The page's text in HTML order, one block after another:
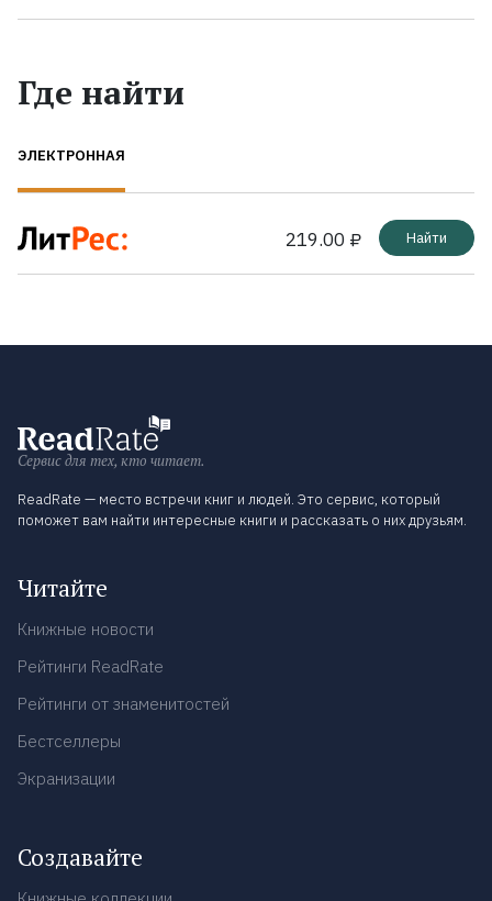
Где найти
ЭЛЕКТРОННАЯ
219.00 ₽ Найти
Сервис для тех, кто читает.
ReadRate — место встречи книг и людей. Это сервис, который
поможет вам найти интересные книги и рассказать о них друзьям.
Читайте
Книжные новости
Рейтинги ReadRate
Рейтинги от знаменитостей
Бестселлеры
Экранизации
Создавайте